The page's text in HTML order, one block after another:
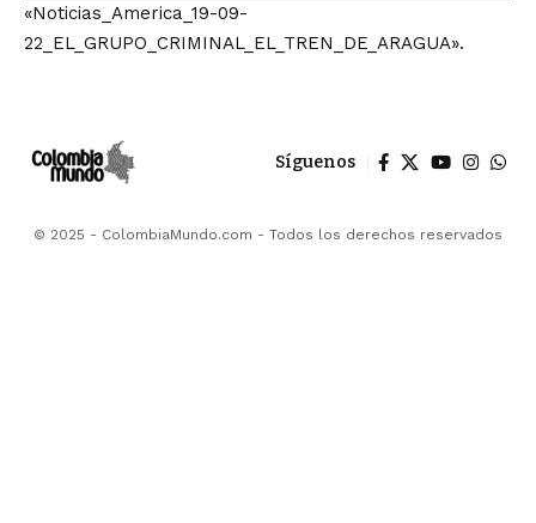
audio
«Noticias_America_19-09-
22_EL_GRUPO_CRIMINAL_EL_TREN_DE_ARAGUA».
Síguenos
© 2025 - ColombiaMundo.com - Todos los derechos reservados